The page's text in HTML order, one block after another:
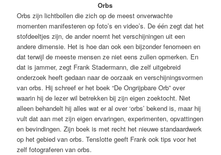
Orbs
Orbs zijn lichtbollen die zich op de meest onverwachte
momenten manifesteren op foto’s en video’s. De één zegt dat het
stofdeeltjes zijn, de ander noemt het verschijningen uit een
andere dimensie. Het is hoe dan ook een bijzonder fenomeen en
dat terwijl de meeste mensen ze niet eens zullen opmerken. En
dat is jammer, zegt Frank Stadermann, die zelf uitgebreid
onderzoek heeft gedaan naar de oorzaak en verschijningsvormen
van orbs. Hij schreef er het boek “De Ongrijpbare Orb” over
waarin hij de lezer wil betrekken bij zijn eigen zoektocht. Niet
alleen behandelt hij alles wat er al over ‘orbs’ bekend is, maar hij
vult dat aan met zijn eigen ervaringen, experimenten, opvattingen
en bevindingen. Zijn boek is met recht het nieuwe standaardwerk
op het gebied van orbs. Tenslotte geeft Frank ook tips voor het
zelf fotograferen van orbs.